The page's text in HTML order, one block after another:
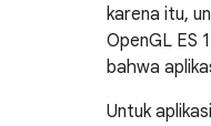
karena itu,
OpenGL ES
bahwa
Untuk